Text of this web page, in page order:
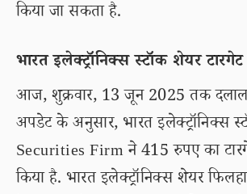
किया जा सकता है.
भारत इलेक्ट्रॉनिक्स स्टॉक शेयर टारगेट
आज, शुक्रवार, 13 जून 2025 तक दलाल
अपडेट के अनुसार, भारत इलेक्ट्रॉनिक्स
Securities Firm ने 415 रुपए का
किया है. भारत इलेक्ट्रॉनिक्स शेयर